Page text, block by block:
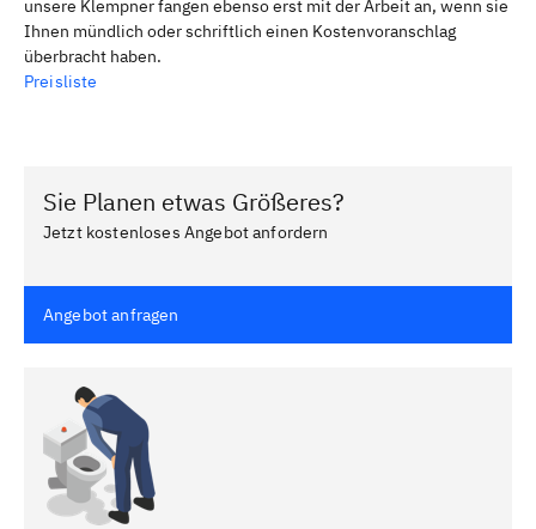
unsere Klempner fangen ebenso erst mit der Arbeit an, wenn sie
Ihnen mündlich oder schriftlich einen Kostenvoranschlag
überbracht haben.
Preisliste
Sie Planen etwas Größeres?
Jetzt kostenloses Angebot anfordern
Angebot anfragen